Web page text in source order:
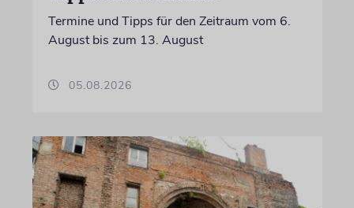
Termine und Tipps für den Zeitraum vom 6.
August bis zum 13. August
05.08.2026